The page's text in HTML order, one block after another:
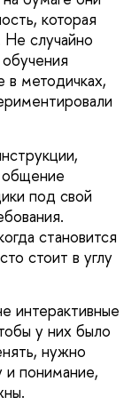
которая
Не случайно
в методичках,
общение
под свой
становится
стоит в углу
интерактивные
у них было
нужно
понимание,